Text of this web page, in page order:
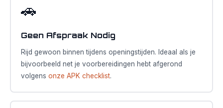
🚗
Geen Afspraak Nodig
Rijd gewoon binnen tijdens openingstijden. Ideaal als je
bijvoorbeeld net je voorbereidingen hebt afgerond
volgens onze APK checklist.